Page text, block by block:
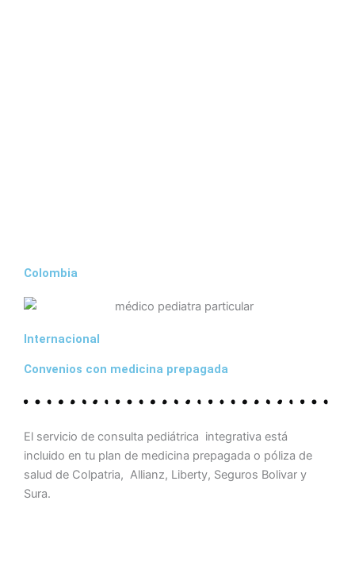
Colombia
Internacional
Convenios con medicina prepagada
El servicio de consulta pediátrica integrativa está
incluido en tu plan de medicina prepagada o póliza de
salud de Colpatria, Allianz, Liberty, Seguros Bolivar y
Sura.